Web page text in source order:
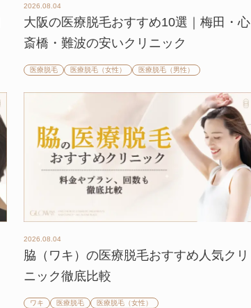
2026.08.04
大阪の医療脱毛おすすめ10選｜梅田・心
斎橋・難波の安いクリニック
医療脱毛 医療脱毛（女性） 医療脱毛（男性）
2026.08.04
脇（ワキ）の医療脱毛おすすめ人気クリ
ニック徹底比較
ワキ 医療脱毛 医療脱毛（女性）